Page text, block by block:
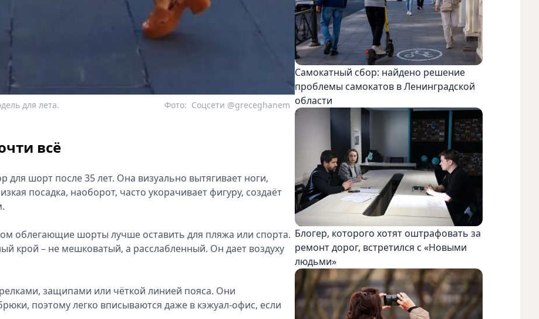
для лета. Соцсети @greceghanem
Фото:
всё
шорт после 35 лет. Она визуально вытягивает ноги,
посадка, наоборот, часто укорачивает фигуру, создаёт
облегающие шорты лучше оставить для пляжа или спорта.
крой – не мешковатый, а расслабленный. Он дает воздуху
защипами или чёткой линией пояса. Они
поэтому легко вписываются даже в кэжуал-офис, если
Самокатный сбор: найдено решение
проблемы самокатов в Ленинградской
области
Блогер, которого хотят оштрафовать за
ремонт дорог, встретился с «Новыми
людьми»